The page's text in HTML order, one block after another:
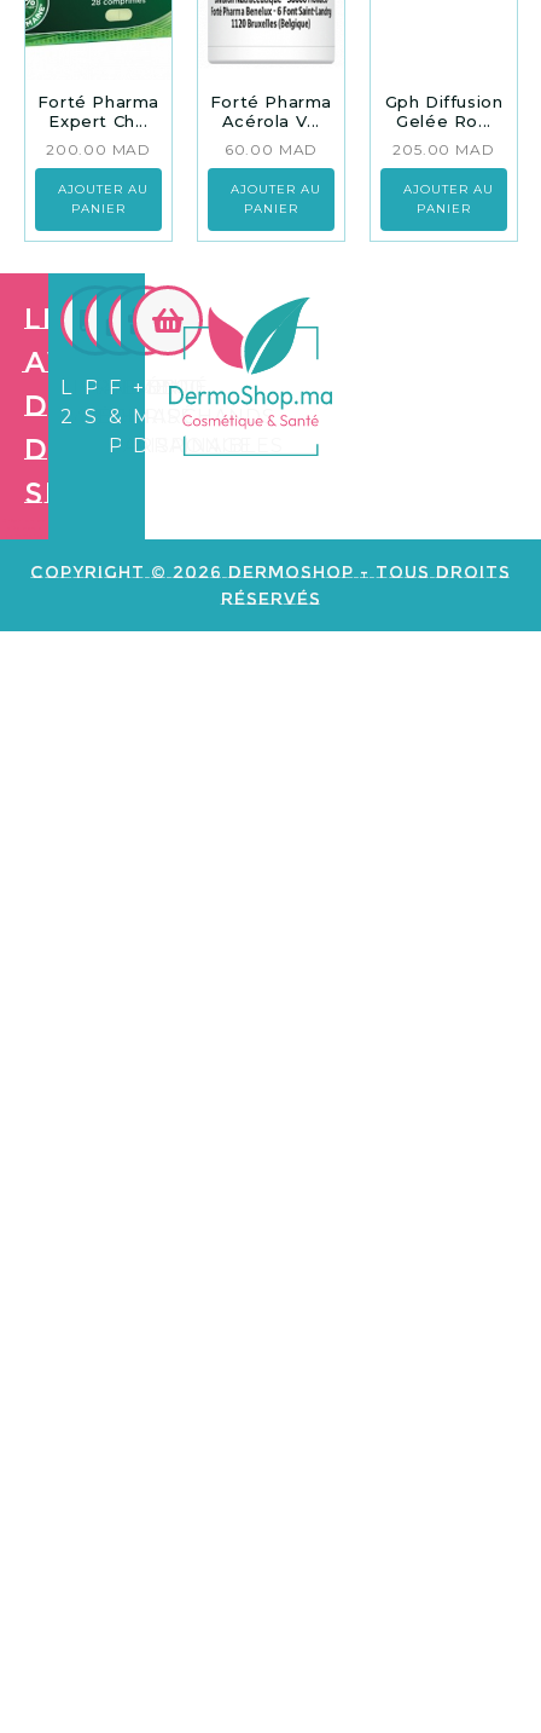
Forté Pharma
Expert Ch...
200.00 MAD
AJOUTER AU
PANIER
Forté Pharma
Acérola V...
60.00 MAD
AJOUTER AU
PANIER
Gph Diffusion
Gelée Ro...
205.00 MAD
AJOUTER AU
PANIER
Les
avantages
de
Dermo
Shop
LIVRAISON
24/72H
PAIEMENT
SÉCURISÉ
FIDÉLITÉ
&
PARRAINAGE
+3.500
MARCHANDS
DISPONIBLES
Copyright © 2026 Dermoshop - Tous Droits
Réservés